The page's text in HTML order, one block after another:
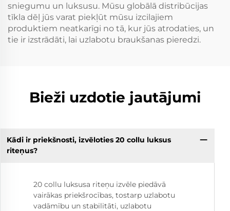
sniegumu un luksusu. Mūsu globālā distribūcijas
tīkla dēļ jūs varat piekļūt mūsu izcilajiem
produktiem neatkarīgi no tā, kur jūs atrodaties, un
tie ir izstrādāti, lai uzlabotu braukšanas pieredzi.
Bieži uzdotie jautājumi
Kādi ir priekšnosti, izvēloties 20 collu luksus
riteņus?
20 collu luksusa riteņu izvēle piedāvā
vairākas priekšrocības, tostarp uzlabotu
vadāmību un stabilitāti, uzlabotu